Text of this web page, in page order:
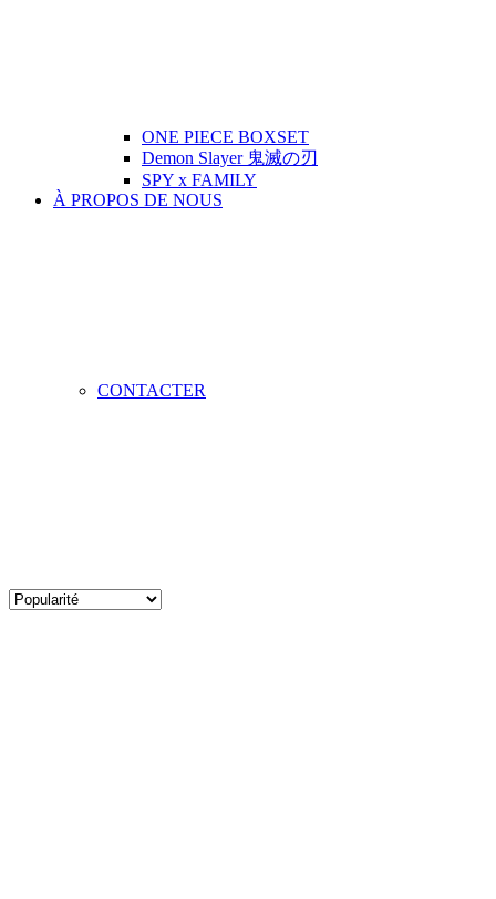
ONE PIECE BOXSET
Demon Slayer 鬼滅の刃
SPY x FAMILY
À PROPOS DE NOUS
CONTACTER